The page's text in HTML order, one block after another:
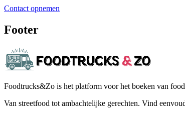
Contact opnemen
Footer
Foodtrucks&Zo is het platform voor het boeken van
Van streetfood tot ambachtelijke gerechten. Vind